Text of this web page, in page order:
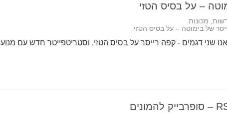
– על בסיס הטזי
, מכונות
של בימוטה – על בסיס הטזי
שני דגמים - קפה רייסר על בסיס הטזי, וסטריטפייטר חדש עם מנוע